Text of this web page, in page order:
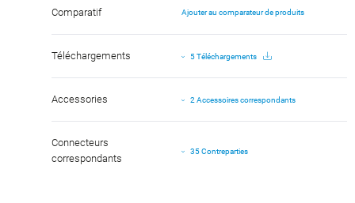
Comparatif Ajouter au comparateur de produits
Téléchargements 5 Téléchargements
Accessories 2 Accessoires correspondants
Connecteurs
correspondants
35 Contreparties